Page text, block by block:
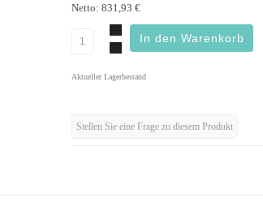
Netto: 831,93 €
Aktueller Lagerbestand
Stellen Sie eine Frage zu diesem Produkt